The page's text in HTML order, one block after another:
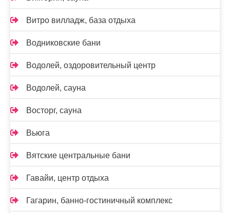
Витро вилладж, база отдыха
Водниковские бани
Водолей, оздоровительный центр
Водолей, сауна
Восторг, сауна
Вьюга
Вятские центральные бани
Гавайи, центр отдыха
Гагарин, банно-гостиничный комплекс